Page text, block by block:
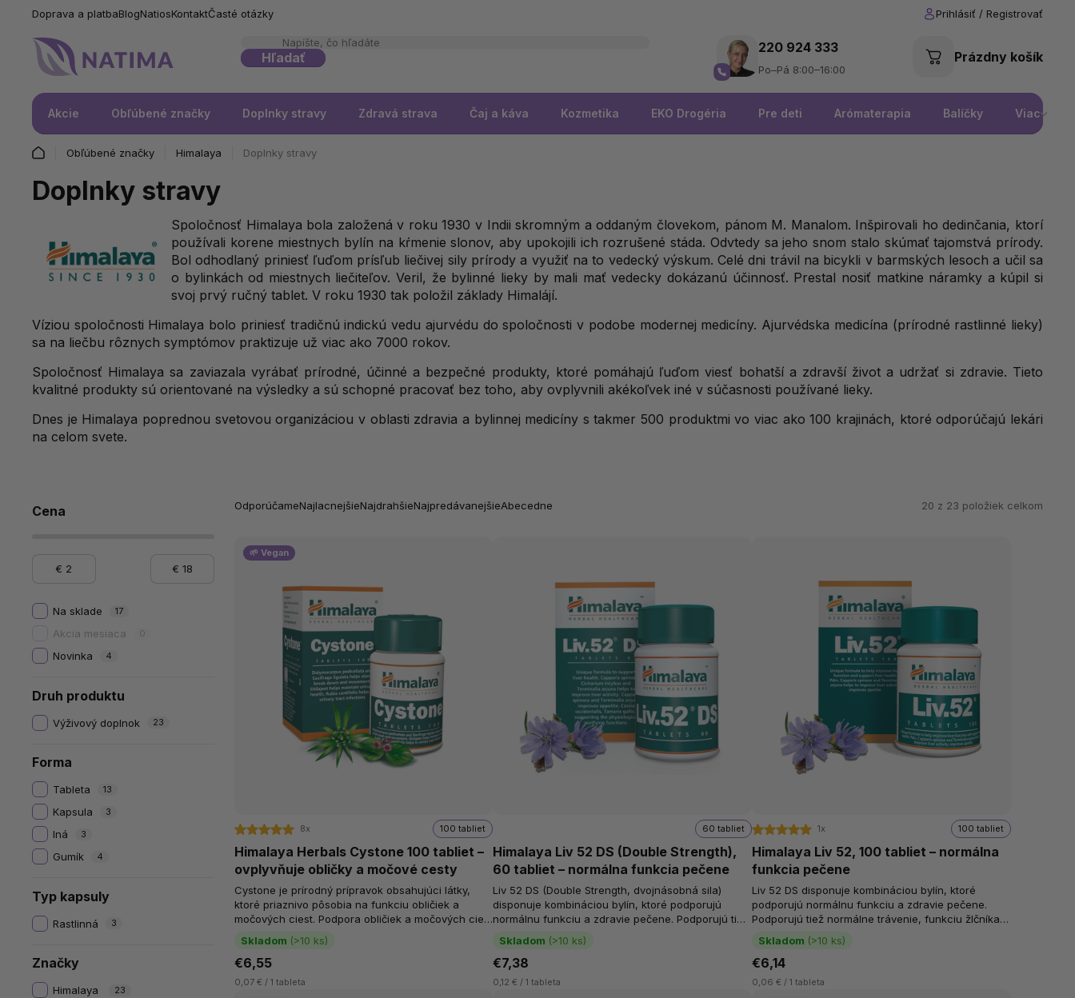
Doprava a platbaBlogNatiosKontaktČasté otázky
Hľadať Prázdny košík
220 924 333
Po–Pá 8:00–16:00
Akcie Obľúbené značky Doplnky stravy Zdravá strava Čaj a káva Kozmetika EKO Drogéria Pre deti Arómaterapia Balíčky Viac
Obľúbené značky Himalaya Doplnky stravy
Doplnky stravy
Spoločnosť Himalaya bola založená v roku 1930 v Indii skromným a oddaným človekom, pánom M. Manalom. Inšpirovali ho dedinčania, ktorí
používali korene miestnych bylín na kŕmenie slonov, aby upokojili ich rozrušené stáda. Odvtedy sa jeho snom stalo skúmať tajomstvá prírody.
Bol odhodlaný priniesť ľuďom prísľub liečivej sily prírody a využiť na to vedecký výskum. Celé dni trávil na bicykli v barmských lesoch a učil sa
o bylinkách od miestnych liečiteľov. Veril, že bylinné lieky by mali mať vedecky dokázanú účinnosť. Prestal nosiť matkine náramky a kúpil si
svoj prvý ručný tablet. V roku 1930 tak položil základy Himalájí.
Víziou spoločnosti Himalaya bolo priniesť tradičnú indickú vedu ajurvédu do spoločnosti v podobe modernej medicíny. Ajurvédska medicína (prírodné rastlinné lieky)
sa na liečbu rôznych symptómov praktizuje už viac ako 7000 rokov.
Spoločnosť Himalaya sa zaviazala vyrábať prírodné, účinné a bezpečné produkty, ktoré pomáhajú ľuďom viesť bohatší a zdravší život a udržať si zdravie. Tieto
kvalitné produkty sú orientované na výsledky a sú schopné pracovať bez toho, aby ovplyvnili akékoľvek iné v súčasnosti používané lieky.
Dnes je Himalaya poprednou svetovou organizáciou v oblasti zdravia a bylinnej medicíny s takmer 500 produktmi vo viac ako 100 krajinách, ktoré odporúčajú lekári
na celom svete.
Cena
€ 2 € 18
Na sklade 17
Akcia mesiaca 0
Novinka 4
Značky
Himalaya 23
Druh produktu
Výživový doplnok 23
Forma
Tableta 13
Kapsula 3
Iná 3
Gumík 4
Typ kapsuly
Rastlinná 3
OdporúčameNajlacnejšieNajdrahšieNajpredávanejšieAbecedne 20 z 23 položiek celkom
🌱 Vegan
Himalaya Herbals Cystone 100 tabliet –
ovplyvňuje obličky a močové cesty
8x
Skladom (>10 ks)
100 tabliet
€6,55
0,07 € / 1 tableta
Cystone je prírodný prípravok obsahujúci látky,
ktoré priaznivo pôsobia na funkciu obličiek a
močových ciest. Podpora obličiek a močových ciest
Pomáha pri zápaloch a...
Himalaya Liv 52 DS (Double Strength),
60 tabliet – normálna funkcia pečene
Skladom (>10 ks)
60 tabliet
€7,38
0,12 € / 1 tableta
Liv 52 DS (Double Strength, dvojnásobná sila)
disponuje kombináciou bylín, ktoré podporujú
normálnu funkciu a zdravie pečene. Podporujú tiež
normálne trávenie, funkciu žlčníka a...
Himalaya Liv 52, 100 tabliet – normálna
funkcia pečene
1x
Skladom (>10 ks)
100 tabliet
€6,14
0,06 € / 1 tableta
Liv 52 DS disponuje kombináciou bylín, ktoré
podporujú normálnu funkciu a zdravie pečene.
Podporujú tiež normálne trávenie, funkciu žlčníka a
normálnu činnosť močových ciest....